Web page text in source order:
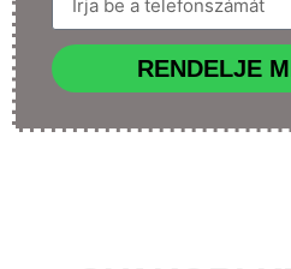
RENDELJE